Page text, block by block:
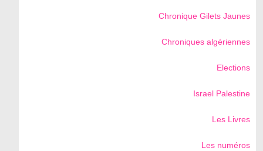
Chronique Gilets Jaunes
Chroniques algériennes
Elections
Israel Palestine
Les Livres
Les numéros